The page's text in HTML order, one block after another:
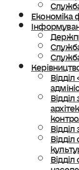
Економіка
Відділ